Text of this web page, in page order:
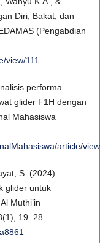
Diri, Bakat, dan
(Pengabdian
view/111
performa
glider F1H dengan
Mahasiswa
article/
S. (2024).
glider untuk
Muthi’in
19–28.